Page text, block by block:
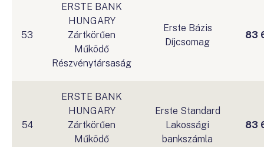
53
ERSTE BANK
HUNGARY
Zártkörűen
Működő
Részvénytársaság
Erste Bázis
Díjcsomag
83
54
ERSTE BANK
HUNGARY
Zártkörűen
Működő
Erste Standard
Lakossági
bankszámla
83